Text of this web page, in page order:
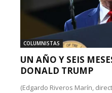
COLUMNISTAS
UN AÑO Y SEIS
DONALD TRUMP
(Edgardo Riveros Marín,